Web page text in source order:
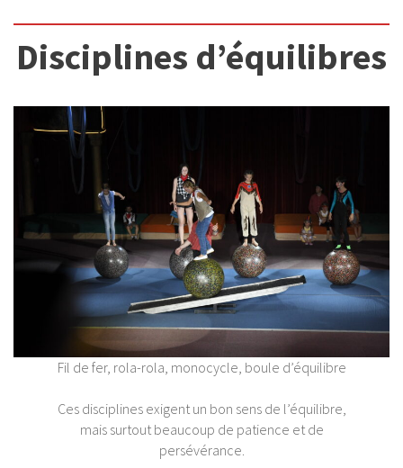
Disciplines d’équilibres
Fil de fer, rola-rola, monocycle, boule d’équilibre
Ces disciplines exigent un bon sens de l’équilibre,
mais surtout beaucoup de patience et de
persévérance.